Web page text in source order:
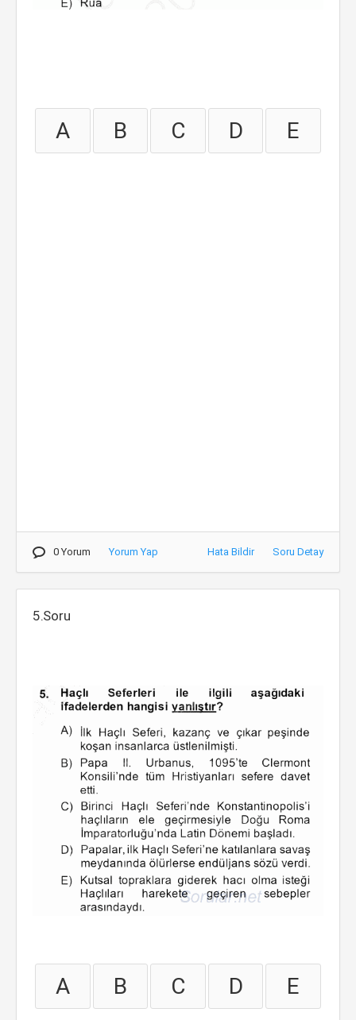
A B C D E
0 Yorum Yorum Yap Hata Bildir Soru Detay
5.Soru
A B C D E